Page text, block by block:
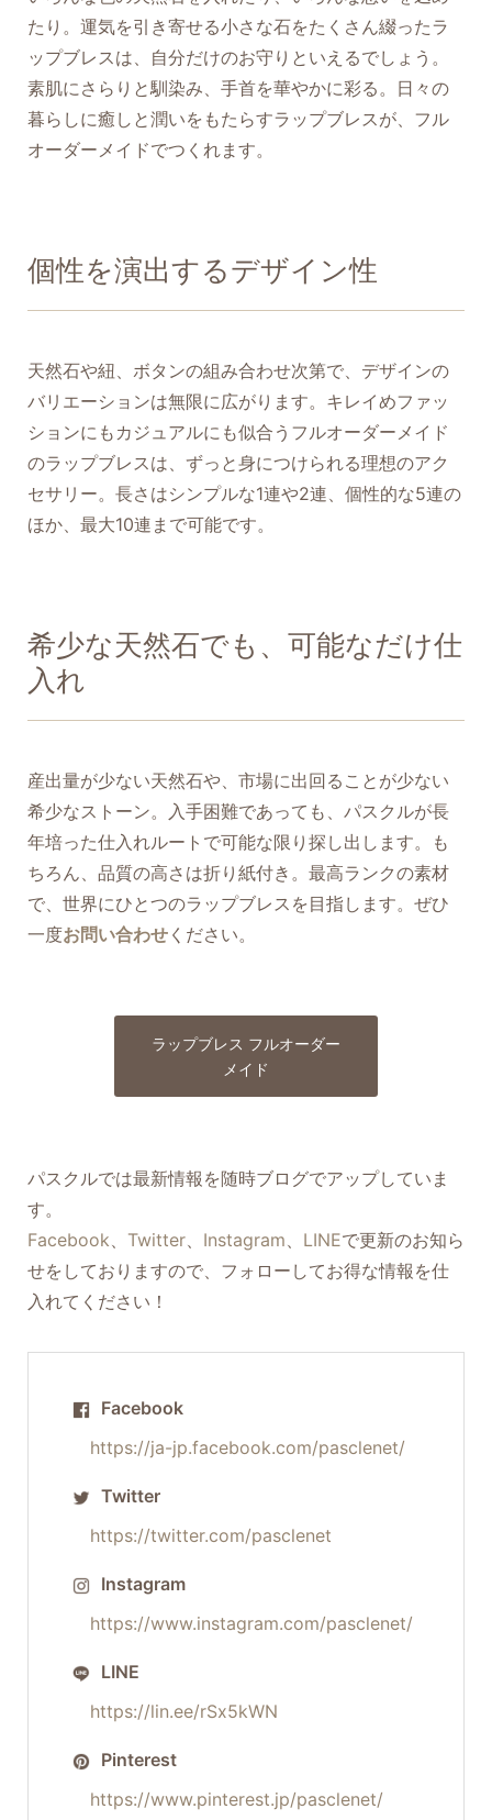
たり。運気を引き寄せる小さな石をたくさん綴ったラ
ップブレスは、自分だけのお守りといえるでしょう。
素肌にさらりと馴染み、手首を華やかに彩る。日々の
暮らしに癒しと潤いをもたらすラップブレスが、フル
オーダーメイドでつくれます。
個性を演出するデザイン性
天然石や紐、ボタンの組み合わせ次第で、デザインの
バリエーションは無限に広がります。キレイめファッ
ションにもカジュアルにも似合うフルオーダーメイド
のラップブレスは、ずっと身につけられる理想のアク
セサリー。長さはシンプルな1連や2連、個性的な5連の
ほか、最大10連まで可能です。
希少な天然石でも、可能なだけ仕
入れ
産出量が少ない天然石や、市場に出回ることが少ない
希少なストーン。入手困難であっても、パスクルが長
年培った仕入れルートで可能な限り探し出します。も
ちろん、品質の高さは折り紙付き。最高ランクの素材
で、世界にひとつのラップブレスを目指します。ぜひ
一度お問い合わせ ください。
ラップブレス フルオーダー
メイド
パスクルでは最新情報を随時ブログでアップしていま
す。
Facebook、 Twitter、 Instagram、 LINEで更新のお知ら
せをしておりますので、フォローしてお得な情報を仕
入れてください！
Facebook
https://ja-jp.facebook.com/pasclenet/
Twitter
https://twitter.com/pasclenet
Instagram
https://www.instagram.com/pasclenet/
LINE
https://lin.ee/rSx5kWN
Pinterest
https://www.pinterest.jp/pasclenet/